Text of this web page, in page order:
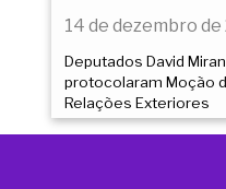
14 de dezembro de
Deputados David
protocolaram Moção
Relações Exteriores